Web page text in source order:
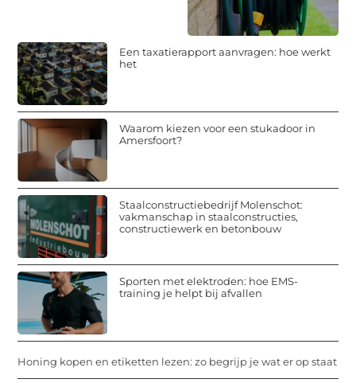
Een taxatierapport aanvragen: hoe werkt
het
Waarom kiezen voor een stukadoor in
Amersfoort?
Staalconstructiebedrijf Molenschot:
vakmanschap in staalconstructies,
constructiewerk en betonbouw
Sporten met elektroden: hoe EMS-
training je helpt bij afvallen
Honing kopen en etiketten lezen: zo begrijp je wat er op staat